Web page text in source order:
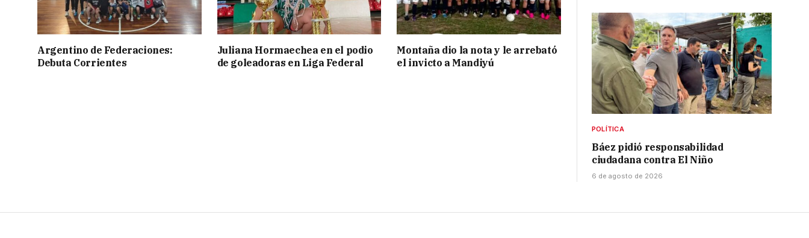
Argentino de Federaciones:
Debuta Corrientes
Juliana Hormaechea en el podio
de goleadoras en Liga Federal
Montaña dio la nota y le arrebató
el invicto a Mandiyú
POLÍTICA
Báez pidió responsabilidad
ciudadana contra El Niño
6 de agosto de 2026